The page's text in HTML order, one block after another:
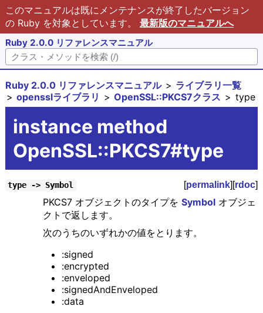
このマニュアルは既にメンテナンスが終了したバージョン
の Ruby を対象としています。 最新版のマニュアルへ
Ruby 2.0.0 リファレンスマニュアル
Ruby 2.0.0 リファレンスマニュアル
ライブラリ一覧
opensslライブラリ
OpenSSL::PKCS7クラス type
instance method
OpenSSL::PKCS7#type
type -> Symbol [permalink][rdoc]
PKCS7 オブジェクトのタイプを Symbolオブジェ
クトで返します。
次のうちのいずれかの値をとります。
:signed
:encrypted
:enveloped
:signedAndEnveloped
:data